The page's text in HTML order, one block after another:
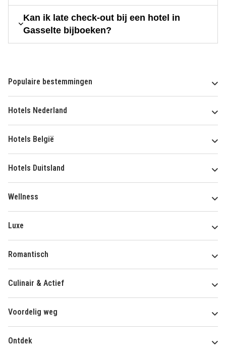
Kan ik late check-out bij een hotel in
Gasselte bijboeken?
Populaire bestemmingen
Hotels Nederland
Hotels België
Hotels Duitsland
Wellness
Luxe
Romantisch
Culinair & Actief
Voordelig weg
Ontdek